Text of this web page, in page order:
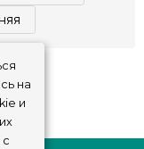
на
и